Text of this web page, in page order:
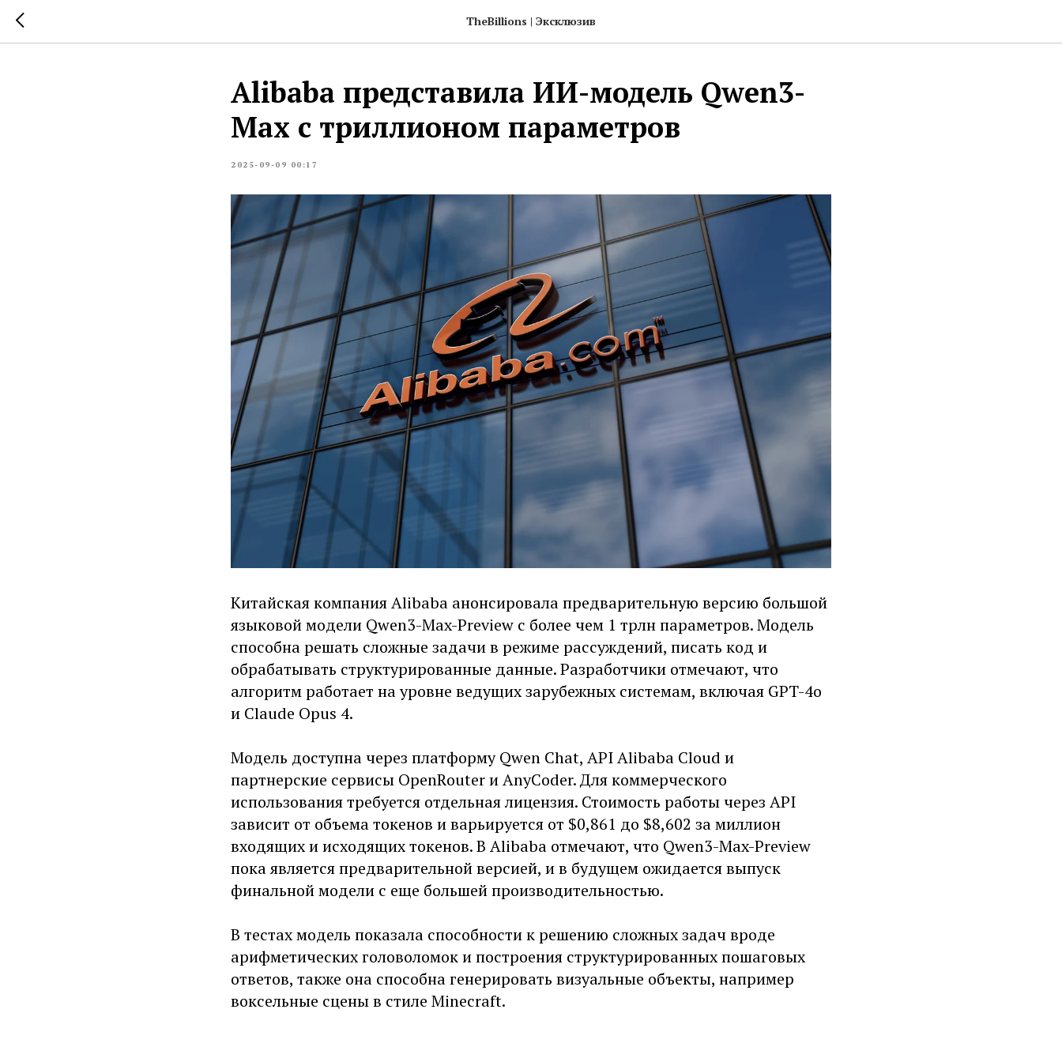
TheBillions | Эксклюзив
Alibaba представила ИИ-модель Qwen3-
Max с триллионом параметров
2025-09-09 00:17
Китайская компания Alibaba анонсировала предварительную версию большой
языковой модели Qwen3-Max-Preview с более чем 1 трлн параметров. Модель
способна решать сложные задачи в режиме рассуждений, писать код и
обрабатывать структурированные данные. Разработчики отмечают, что
алгоритм работает на уровне ведущих зарубежных системам, включая GPT-4o
и Claude Opus 4.
Модель доступна через платформу Qwen Chat, API Alibaba Cloud и
партнерские сервисы OpenRouter и AnyCoder. Для коммерческого
использования требуется отдельная лицензия. Стоимость работы через API
зависит от объема токенов и варьируется от $0,861 до $8,602 за миллион
входящих и исходящих токенов. В Alibaba отмечают, что Qwen3-Max-Preview
пока является предварительной версией, и в будущем ожидается выпуск
финальной модели с еще большей производительностью.
В тестах модель показала способности к решению сложных задач вроде
арифметических головоломок и построения структурированных пошаговых
ответов, также она способна генерировать визуальные объекты, например
воксельные сцены в стиле Minecraft.